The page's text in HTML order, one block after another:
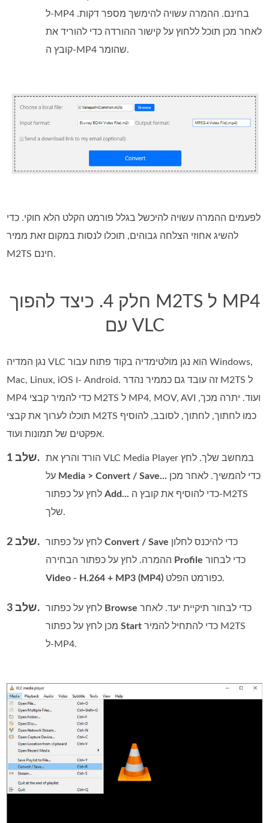
ל‑MP4 בחינם. ההמרה עשויה להימשך מספר דקות.
לאחר מכן תוכל ללחוץ על קישור ההורדה כדי להוריד את
קובץ ה‑MP4 שהומר.
לפעמים ההמרה עשויה להיכשל בגלל פורמט הקלט הלא חוקי. כדי
להשיג אחוזי הצלחה גבוהים, תוכלו לנסות במקום זאת ממיר
M2TS חינם.
חלק 4. כיצד להפוך M2TS ל MP4
עם VLC
נגן המדיה VLC הוא נגן מולטימדיה בקוד פתוח עבור Windows,
Mac, Linux, iOS ו- Android. זה עובד גם כממיר נהדר M2TS ל
MP4 כדי להמיר קבצי M2TS ל MP4, MOV, AVI ועוד. יתרה מכך,
תוכלו לערוך את קבצי M2TS כמו לחתוך, לחתוך, לסובב, להוסיף
אפקטים של תמונות ועוד.
שלב 1.
הורד והרץ את VLC Media Player במחשב שלך. לחץ
Media > Convert / Save...
לחץ על כפתורAdd...
שלך.
שלב 2. לחץ על כפתורConvert / Save
Profile כדי לבחור
Video - H.264 + MP3 (MP4)
כפורמט הפלט.
שלב 3. Browse כדי לבחור תיקיית יעד. לאחר
מכן לחץ על כפתורStart כדי להתחיל להמיר M2TS
ל‑MP4.